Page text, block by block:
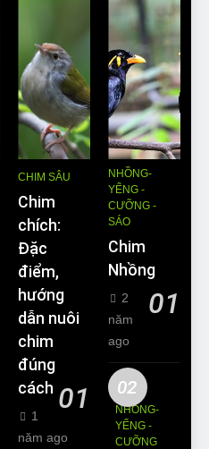
CHIM SÂU
Chim
chích:
Đặc
điểm,
hướng
dẫn nuôi
chim
đúng
cách 01
1
năm ago
NHỒNG-
YỂNG -
CƯỠNG -
SÁO
Chim
Nhồng
01
2
năm
ago
02
NHỒNG-
YỂNG -
CƯỠNG